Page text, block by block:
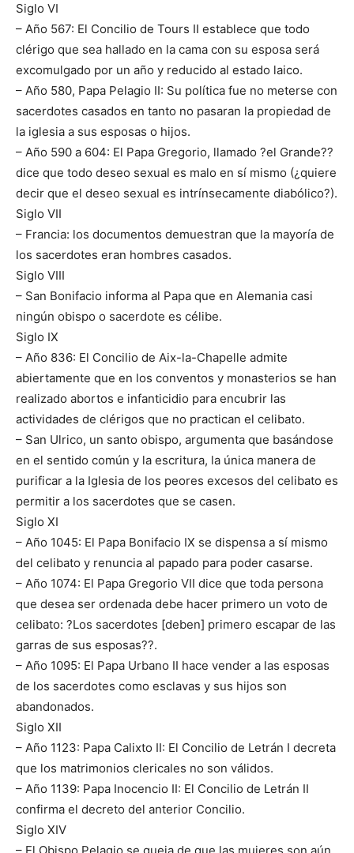
Siglo VI
– Año 567: El Concilio de Tours II establece que todo
clérigo que sea hallado en la cama con su esposa será
excomulgado por un año y reducido al estado laico.
– Año 580, Papa Pelagio II: Su política fue no meterse con
sacerdotes casados en tanto no pasaran la propiedad de
la iglesia a sus esposas o hijos.
– Año 590 a 604: El Papa Gregorio, llamado ?el Grande??
dice que todo deseo sexual es malo en sí mismo (¿quiere
decir que el deseo sexual es intrínsecamente diabólico?).
Siglo VII
– Francia: los documentos demuestran que la mayoría de
los sacerdotes eran hombres casados.
Siglo VIII
– San Bonifacio informa al Papa que en Alemania casi
ningún obispo o sacerdote es célibe.
Siglo IX
– Año 836: El Concilio de Aix-la-Chapelle admite
abiertamente que en los conventos y monasterios se han
realizado abortos e infanticidio para encubrir las
actividades de clérigos que no practican el celibato.
– San Ulrico, un santo obispo, argumenta que basándose
en el sentido común y la escritura, la única manera de
purificar a la Iglesia de los peores excesos del celibato es
permitir a los sacerdotes que se casen.
Siglo XI
– Año 1045: El Papa Bonifacio IX se dispensa a sí mismo
del celibato y renuncia al papado para poder casarse.
– Año 1074: El Papa Gregorio VII dice que toda persona
que desea ser ordenada debe hacer primero un voto de
celibato: ?Los sacerdotes [deben] primero escapar de las
garras de sus esposas??.
– Año 1095: El Papa Urbano II hace vender a las esposas
de los sacerdotes como esclavas y sus hijos son
abandonados.
Siglo XII
– Año 1123: Papa Calixto II: El Concilio de Letrán I decreta
que los matrimonios clericales no son válidos.
– Año 1139: Papa Inocencio II: El Concilio de Letrán II
confirma el decreto del anterior Concilio.
Siglo XIV